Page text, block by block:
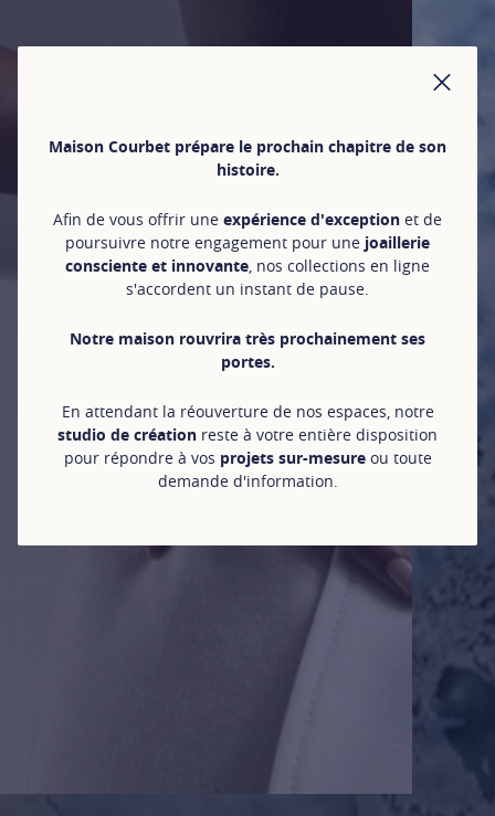
Maison Courbet prépare le prochain chapitre de son
histoire.
Afin de vous offrir une expérience d'exception et de
poursuivre notre engagement pour une joaillerie
consciente et innovante, nos collections en ligne
s'accordent un instant de pause.
Notre maison rouvrira très prochainement ses
portes.
En attendant la réouverture de nos espaces, notre
studio de création reste à votre entière disposition
pour répondre à vos projets sur-mesureou toute
demande d'information.